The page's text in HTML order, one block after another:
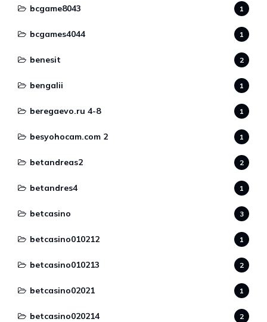
bcgame8043 1
bcgames4044 1
benesit 2
bengalii 1
beregaevo.ru 4-8 1
besyohocam.com 2 1
betandreas2 2
betandres4 1
betcasino 3
betcasino010212 1
betcasino010213 2
betcasino02021 1
betcasino020214 2